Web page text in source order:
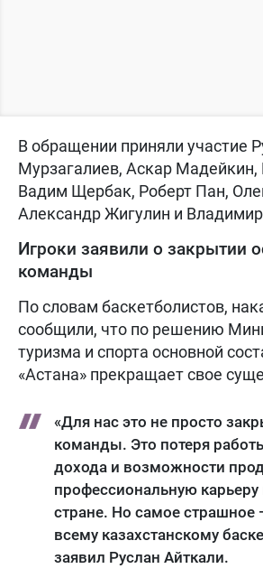
В обращении приняли участие
Мурзагалиев, Аскар Мадейкин,
Вадим Щербак, Роберт Пан,
Александр Жигулин и
Игроки заявили о закрытии
команды
По словам баскетболистов,
сообщили, что по решению
туризма и спорта основной
«Астана» прекращает свое
«Для нас это не просто
команды. Это потеря
дохода и возможности
профессиональную карьеру
стране. Но самое страшное
всему казахстанскому
заявил Руслан Айткали.